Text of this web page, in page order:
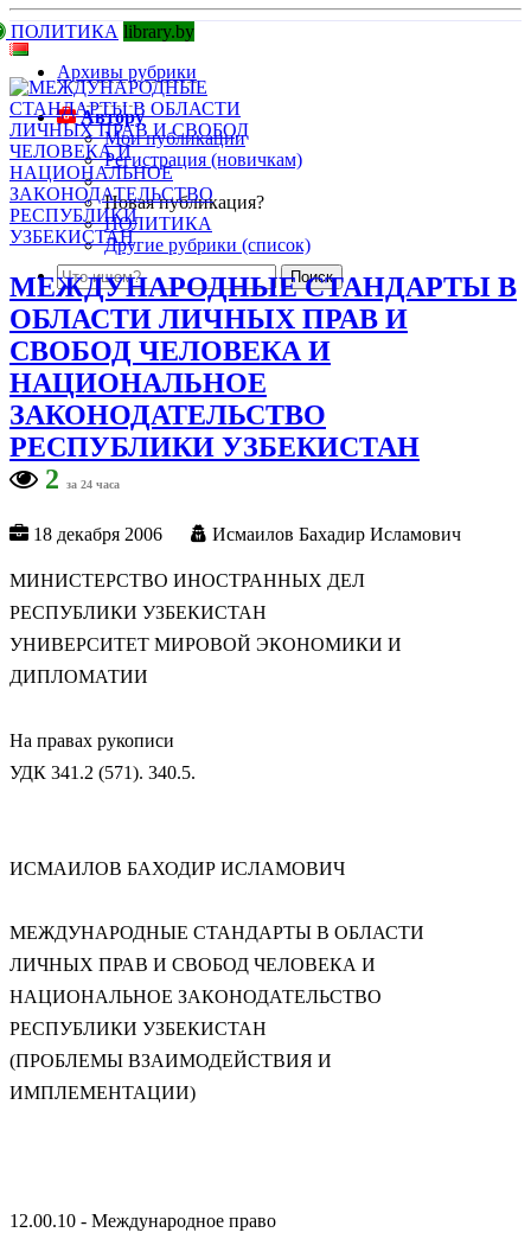
ПОЛИТИКА library.by
Архивы рубрики
Автору
Мои публикации
Регистрация (новичкам)
Новая публикация?
ПОЛИТИКА
Другие рубрики (список)
МЕЖДУНАРОДНЫЕ СТАНДАРТЫ В
ОБЛАСТИ ЛИЧНЫХ ПРАВ И
СВОБОД ЧЕЛОВЕКА И
НАЦИОНАЛЬНОЕ
ЗАКОНОДАТЕЛЬСТВО
РЕСПУБЛИКИ УЗБЕКИСТАН
2
за 24 часа
18 декабря 2006 Исмаилов Бахадир Исламович
МИНИСТЕРСТВО ИНОСТРАННЫХ ДЕЛ
РЕСПУБЛИКИ УЗБЕКИСТАН
УНИВЕРСИТЕТ МИРОВОЙ ЭКОНОМИКИ И
ДИПЛОМАТИИ
На правах рукописи
УДК 341.2 (571). 340.5.
ИСМАИЛОВ БАХОДИР ИСЛАМОВИЧ
МЕЖДУНАРОДНЫЕ СТАНДАРТЫ В ОБЛАСТИ
ЛИЧНЫХ ПРАВ И СВОБОД ЧЕЛОВЕКА И
НАЦИОНАЛЬНОЕ ЗАКОНОДАТЕЛЬСТВО
РЕСПУБЛИКИ УЗБЕКИСТАН
(ПРОБЛЕМЫ ВЗАИМОДЕЙСТВИЯ И
ИМПЛЕМЕНТАЦИИ)
12.00.10 - Международное право